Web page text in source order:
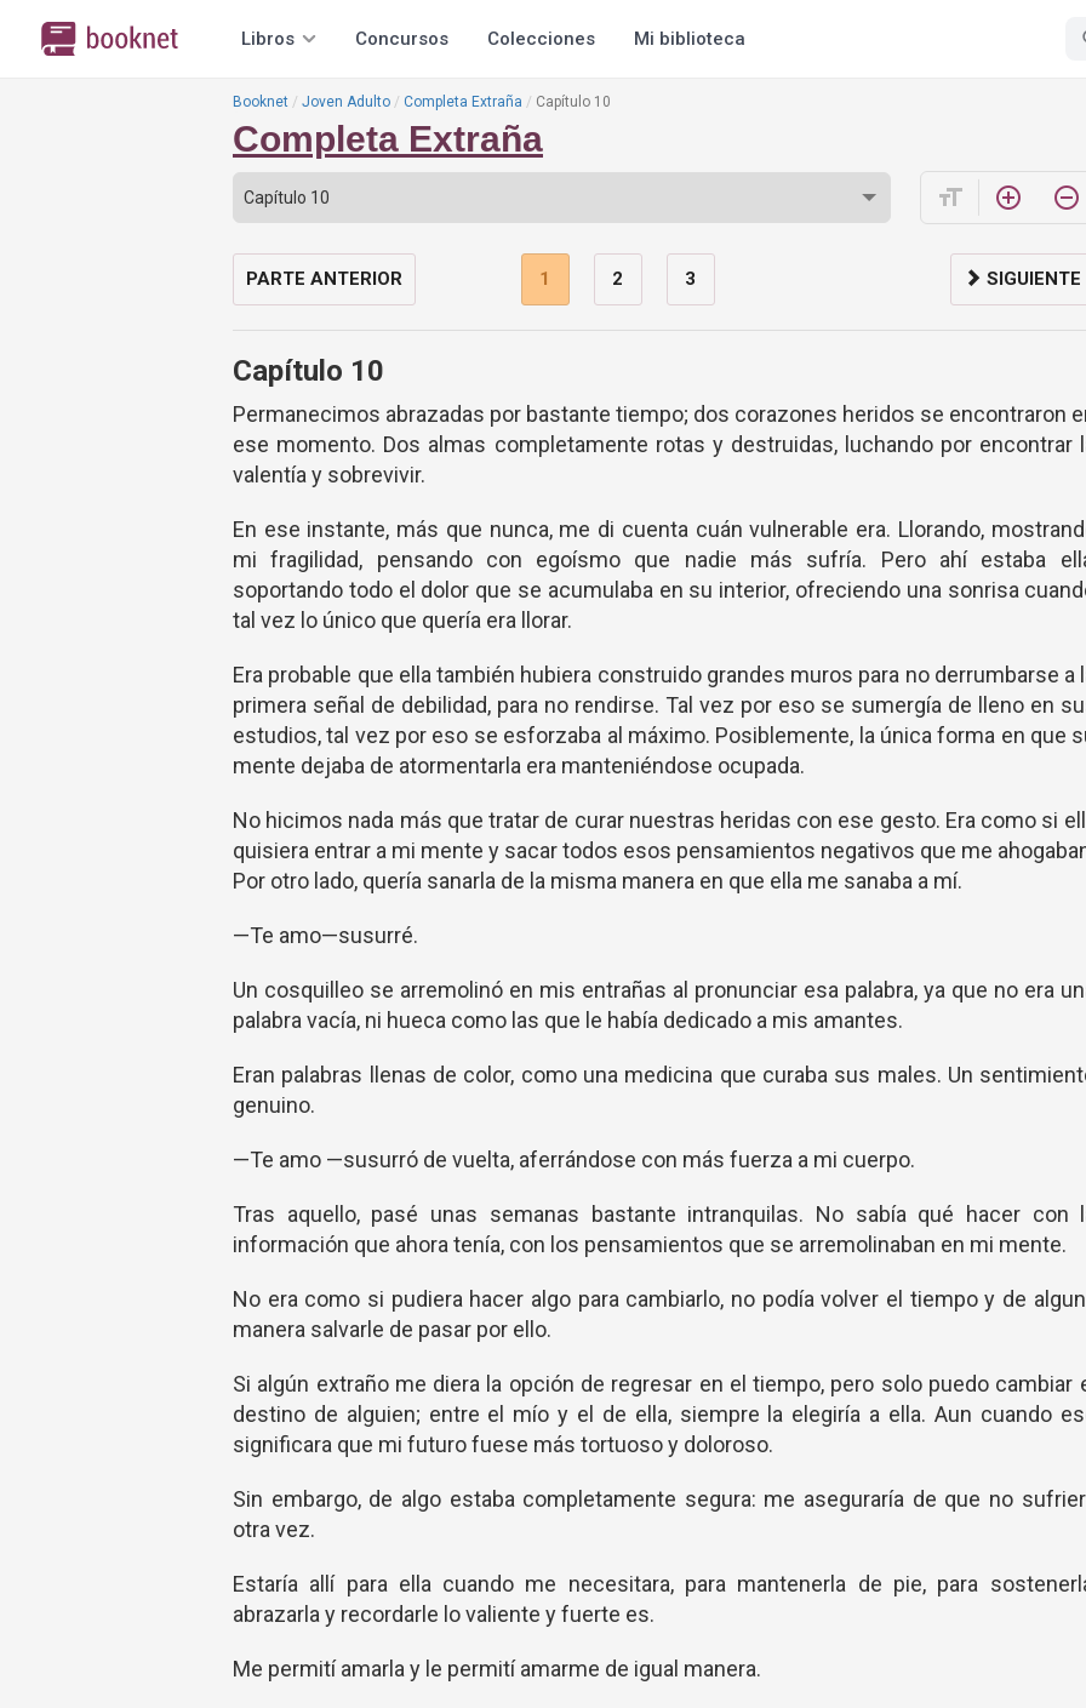
Libros Concursos Colecciones Mi biblioteca
Booknet Joven Adulto Completa Extraña Capítulo 10
Completa Extraña
format_size add_circle_outline remove_circle_outline
PARTE ANTERIOR 1 2 3 SIGUIENTE
Capítulo 10
Permanecimos abrazadas por bastante tiempo; dos corazones heridos se encontraron
ese momento. Dos almas completamente rotas y destruidas, luchando por encontrar
valentía y sobrevivir.
En ese instante, más que nunca, me di cuenta cuán vulnerable era. Llorando,
mi fragilidad, pensando con egoísmo que nadie más sufría. Pero ahí estaba
soportando todo el dolor que se acumulaba en su interior, ofreciendo una sonrisa
tal vez lo único que quería era llorar.
Era probable que ella también hubiera construido grandes muros para no derrumbarse a
primera señal de debilidad, para no rendirse. Tal vez por eso se sumergía de lleno en
estudios, tal vez por eso se esforzaba al máximo. Posiblemente, la única forma en que
mente dejaba de atormentarla era manteniéndose ocupada.
No hicimos nada más que tratar de curar nuestras heridas con ese gesto. Era como si
quisiera entrar a mi mente y sacar todos esos pensamientos negativos que me
Por otro lado, quería sanarla de la misma manera en que ella me sanaba a mí.
—Te amo—susurré.
Un cosquilleo se arremolinó en mis entrañas al pronunciar esa palabra, ya que no era
palabra vacía, ni hueca como las que le había dedicado a mis amantes.
Eran palabras llenas de color, como una medicina que curaba sus males. Un
genuino.
—Te amo —susurró de vuelta, aferrándose con más fuerza a mi cuerpo.
Tras aquello, pasé unas semanas bastante intranquilas. No sabía qué hacer con
información que ahora tenía, con los pensamientos que se arremolinaban en mi mente.
No era como si pudiera hacer algo para cambiarlo, no podía volver el tiempo y de
manera salvarle de pasar por ello.
Si algún extraño me diera la opción de regresar en el tiempo, pero solo puedo cambiar
destino de alguien; entre el mío y el de ella, siempre la elegiría a ella. Aun cuando
significara que mi futuro fuese más tortuoso y doloroso.
Sin embargo, de algo estaba completamente segura: me aseguraría de que no
otra vez.
Estaría allí para ella cuando me necesitara, para mantenerla de pie, para
abrazarla y recordarle lo valiente y fuerte es.
Me permití amarla y le permití amarme de igual manera.